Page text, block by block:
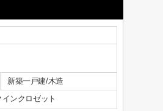
新築一戸建/木造
ンクロゼット